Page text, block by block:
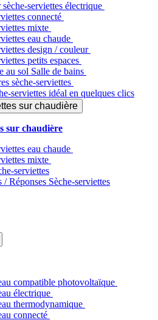
serviettes électrique
connecté
mixte
eau chaude
design / couleur
petits espaces
au sol Salle de bains
sèche-serviettes
serviettes idéal en quelques clics
sur chaudière
sur chaudière
eau chaude
mixte
serviettes
/ Réponses Sèche-serviettes
compatible photovoltaïque
électrique
thermodynamique
connecté